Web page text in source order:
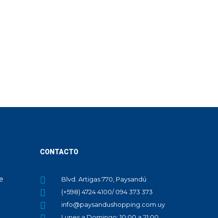
CONTACTO
Blvd. Artigas 770, Paysandú
(+598) 4724 4100/ 094 373 373
info@paysandushopping.com.uy